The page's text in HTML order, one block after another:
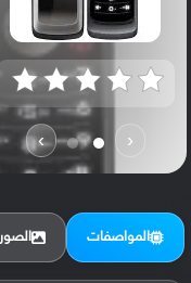
‹
›
المواصفات الصور